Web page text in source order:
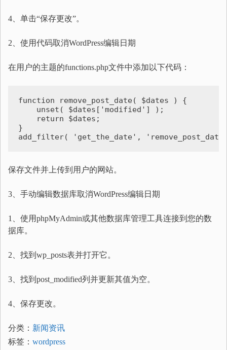
4、单击“保存更改”。
2、使用代码取消WordPress编辑日期
在用户的主题的functions.php文件中添加以下代码：
function remove_post_date( $dates ) {
    unset( $dates['modified'] );
    return $dates;
}
add_filter( 'get_the_date',
保存文件并上传到用户的网站。
3、手动编辑数据库取消WordPress编辑日期
1、使用phpMyAdmin或其他数据库管理工具连接到您的数
据库。
2、找到wp_posts表并打开它。
3、找到post_modified列并更新其值为空。
4、保存更改。
分类： 新闻资讯
标签： wordpress